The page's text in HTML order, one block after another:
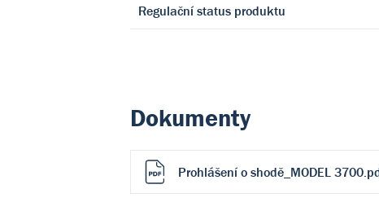
Regulační status produktu
Dokumenty
Prohlášení o shodě_MODEL